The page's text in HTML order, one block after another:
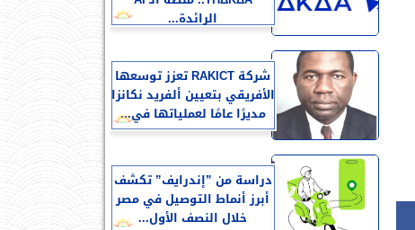
الرائدة...
شركة RAKICT تعزز توسعها
الأفريقي بتعيين ألفريد نكانزا
مديرًا عامًا لعملياتها في...
دراسة من ”إندرايف” تكشف
أبرز أنماط التوصيل في مصر
خلال النصف الأول...